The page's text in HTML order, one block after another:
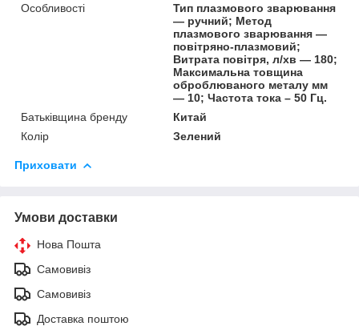
Особливості
Тип плазмового зварювання
— ручний; Метод
плазмового зварювання —
повітряно-плазмовий;
Витрата повітря, л/хв — 180;
Максимальна товщина
оброблюваного металу мм
— 10; Частота тока – 50 Гц.
Батьківщина бренду
Китай
Колір
Зелений
Приховати
Умови доставки
Нова Пошта
Самовивіз
Самовивіз
Доставка поштою